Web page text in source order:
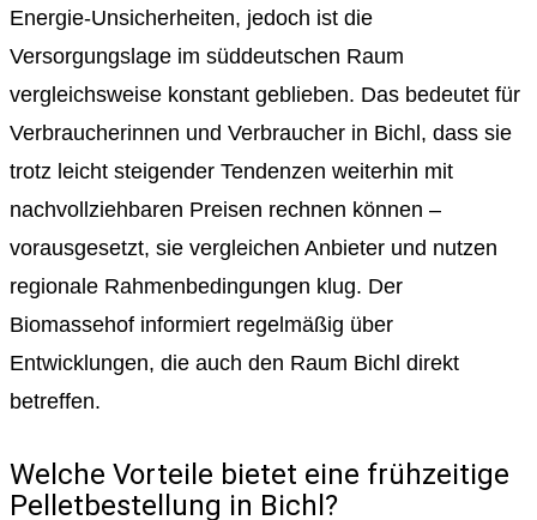
Energie-Unsicherheiten, jedoch ist die
Versorgungslage im süddeutschen Raum
vergleichsweise konstant geblieben. Das bedeutet für
Verbraucherinnen und Verbraucher in Bichl, dass sie
trotz leicht steigender Tendenzen weiterhin mit
nachvollziehbaren Preisen rechnen können –
vorausgesetzt, sie vergleichen Anbieter und nutzen
regionale Rahmenbedingungen klug. Der
Biomassehof informiert regelmäßig über
Entwicklungen, die auch den Raum Bichl direkt
betreffen.
Welche Vorteile bietet eine frühzeitige
Pelletbestellung in Bichl?